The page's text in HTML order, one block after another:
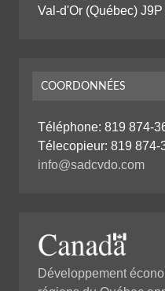
Val-d'Or (Québec) J9P
COORDONNÉES
Téléphone: 819 874-
Télecopieur: 819 874-
info@sadcvdo.com
Développement